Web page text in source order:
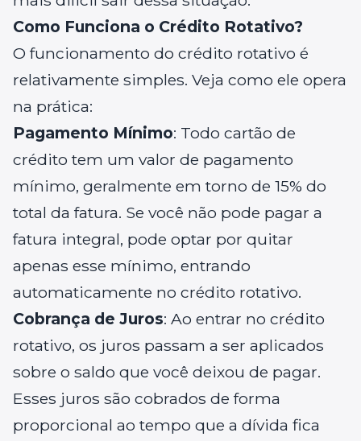
Como Funciona o Crédito Rotativo?
O funcionamento do crédito rotativo é
relativamente simples. Veja como ele opera
na prática:
Pagamento Mínimo: Todo cartão de
crédito tem um valor de pagamento
mínimo, geralmente em torno de 15% do
total da fatura. Se você não pode pagar a
fatura integral, pode optar por quitar
apenas esse mínimo, entrando
automaticamente no crédito rotativo.
Cobrança de Juros: Ao entrar no crédito
rotativo, os juros passam a ser aplicados
sobre o saldo que você deixou de pagar.
Esses juros são cobrados de forma
proporcional ao tempo que a dívida fica